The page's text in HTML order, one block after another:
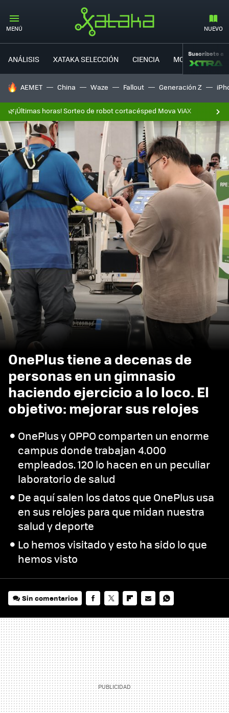
MENÚ NUEVO
ANÁLISIS XATAKA SELECCIÓN CIENCIA MOVILIDAD
Suscríbete a
HOY SE HABLA DE
AEMET China Waze Fallout Generación Z
🌿¡Últimas horas! Sorteo de robot cortacésped Mova ViAX
OnePlus tiene a decenas de
personas en un gimnasio
haciendo ejercicio a lo loco. El
objetivo: mejorar sus relojes
OnePlus y OPPO comparten un enorme
campus donde trabajan 4.000
empleados. 120 lo hacen en un peculiar
laboratorio de salud
De aquí salen los datos que OnePlus usa
en sus relojes para que midan nuestra
salud y deporte
Lo hemos visitado y esto ha sido lo que
hemos visto
Sin comentarios
MAIL